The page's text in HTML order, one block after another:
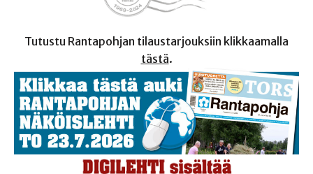
Tutustu Rantapohjan tilaustarjouksiin klikkaamalla
tästä.